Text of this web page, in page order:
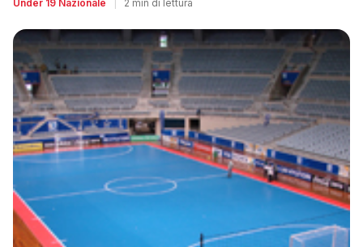
Under 19 Nazionale 2 min di lettura